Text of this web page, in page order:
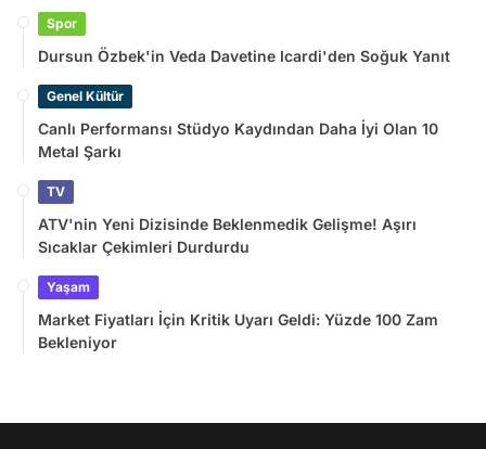
Spor
Dursun Özbek'in Veda Davetine Icardi'den Soğuk Yanıt
Genel Kültür
Canlı Performansı Stüdyo Kaydından Daha İyi Olan 10
Metal Şarkı
TV
ATV'nin Yeni Dizisinde Beklenmedik Gelişme! Aşırı
Sıcaklar Çekimleri Durdurdu
Yaşam
Market Fiyatları İçin Kritik Uyarı Geldi: Yüzde 100 Zam
Bekleniyor